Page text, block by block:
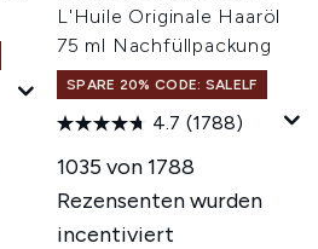
L'Huile Originale Haaröl
75 ml Nachfüllpackung
SPARE 20% CODE: SALELF
4.7 (1788)
1035 von 1788
Rezensenten wurden
incentiviert